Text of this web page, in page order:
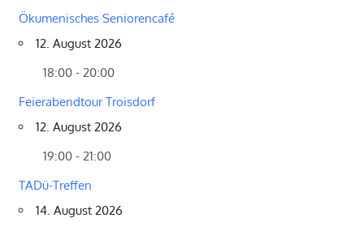
Ökumenisches Seniorencafé
12. August 2026
18:00 - 20:00
Feierabendtour Troisdorf
12. August 2026
19:00 - 21:00
TADü-Treffen
14. August 2026